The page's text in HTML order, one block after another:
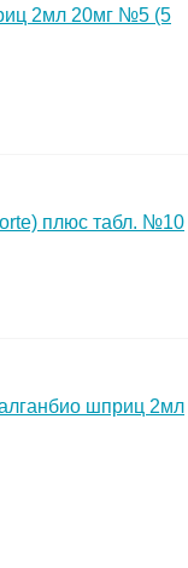
2мл 20мг №5 (5
плюс табл. №10
шприц 2мл